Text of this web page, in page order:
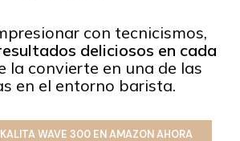
con tecnicismos,
deliciosos en cada
la convierte en una de las
en el entorno barista.
KALITA WAVE 300 EN AMAZON AHORA